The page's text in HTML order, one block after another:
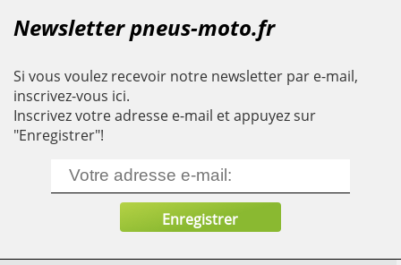
Newsletter pneus-moto.fr
Si vous voulez recevoir notre newsletter par e-mail,
inscrivez-vous ici.
Inscrivez votre adresse e-mail et appuyez sur
"Enregistrer"!